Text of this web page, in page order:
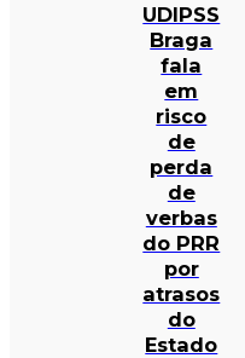
UDIPSS
Braga
fala
em
risco
de
perda
de
verbas
do PRR
por
atrasos
do
Estado